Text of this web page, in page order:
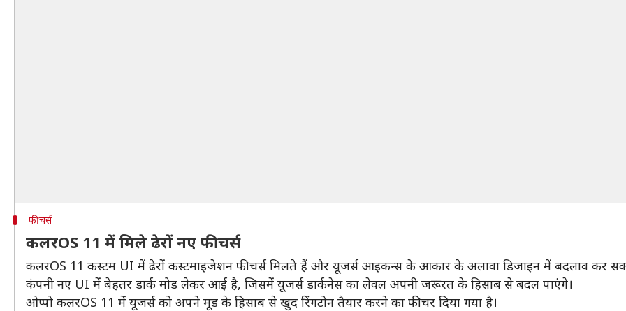
फीचर्स
कलरOS 11 में मिले ढेरों नए फीचर्स
कलरOS 11 कस्टम UI में ढेरों कस्टमाइजेशन फीचर्स मिलते हैं और यूजर्स आइकन्स के आकार के अलावा डिजाइन में बदलाव कर
कंपनी नए UI में बेहतर डार्क मोड लेकर आई है, जिसमें यूजर्स डार्कनेस का लेवल अपनी जरूरत के हिसाब से बदल पाएंगे।
ओप्पो कलरOS 11 में यूजर्स को अपने मूड के हिसाब से खुद रिंगटोन तैयार करने का फीचर दिया गया है।